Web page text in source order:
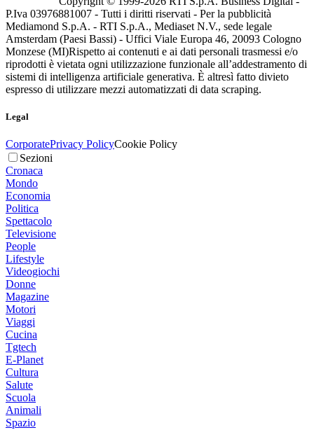
P.Iva 03976881007 - Tutti i diritti riservati - Per la pubblicità
Mediamond S.p.A. - RTI S.p.A., Mediaset N.V., sede legale
Amsterdam (Paesi Bassi) - Uffici Viale Europa 46, 20093 Cologno
Monzese (MI)Rispetto ai contenuti e ai dati personali trasmessi e/o
riprodotti è vietata ogni utilizzazione funzionale all’addestramento di
sistemi di intelligenza artificiale generativa. È altresì fatto divieto
espresso di utilizzare mezzi automatizzati di data scraping.
Legal
CorporatePrivacy PolicyCookie Policy
Sezioni
Cronaca
Mondo
Economia
Politica
Spettacolo
Televisione
People
Lifestyle
Videogiochi
Donne
Magazine
Motori
Viaggi
Cucina
Tgtech
E-Planet
Cultura
Salute
Scuola
Animali
Spazio